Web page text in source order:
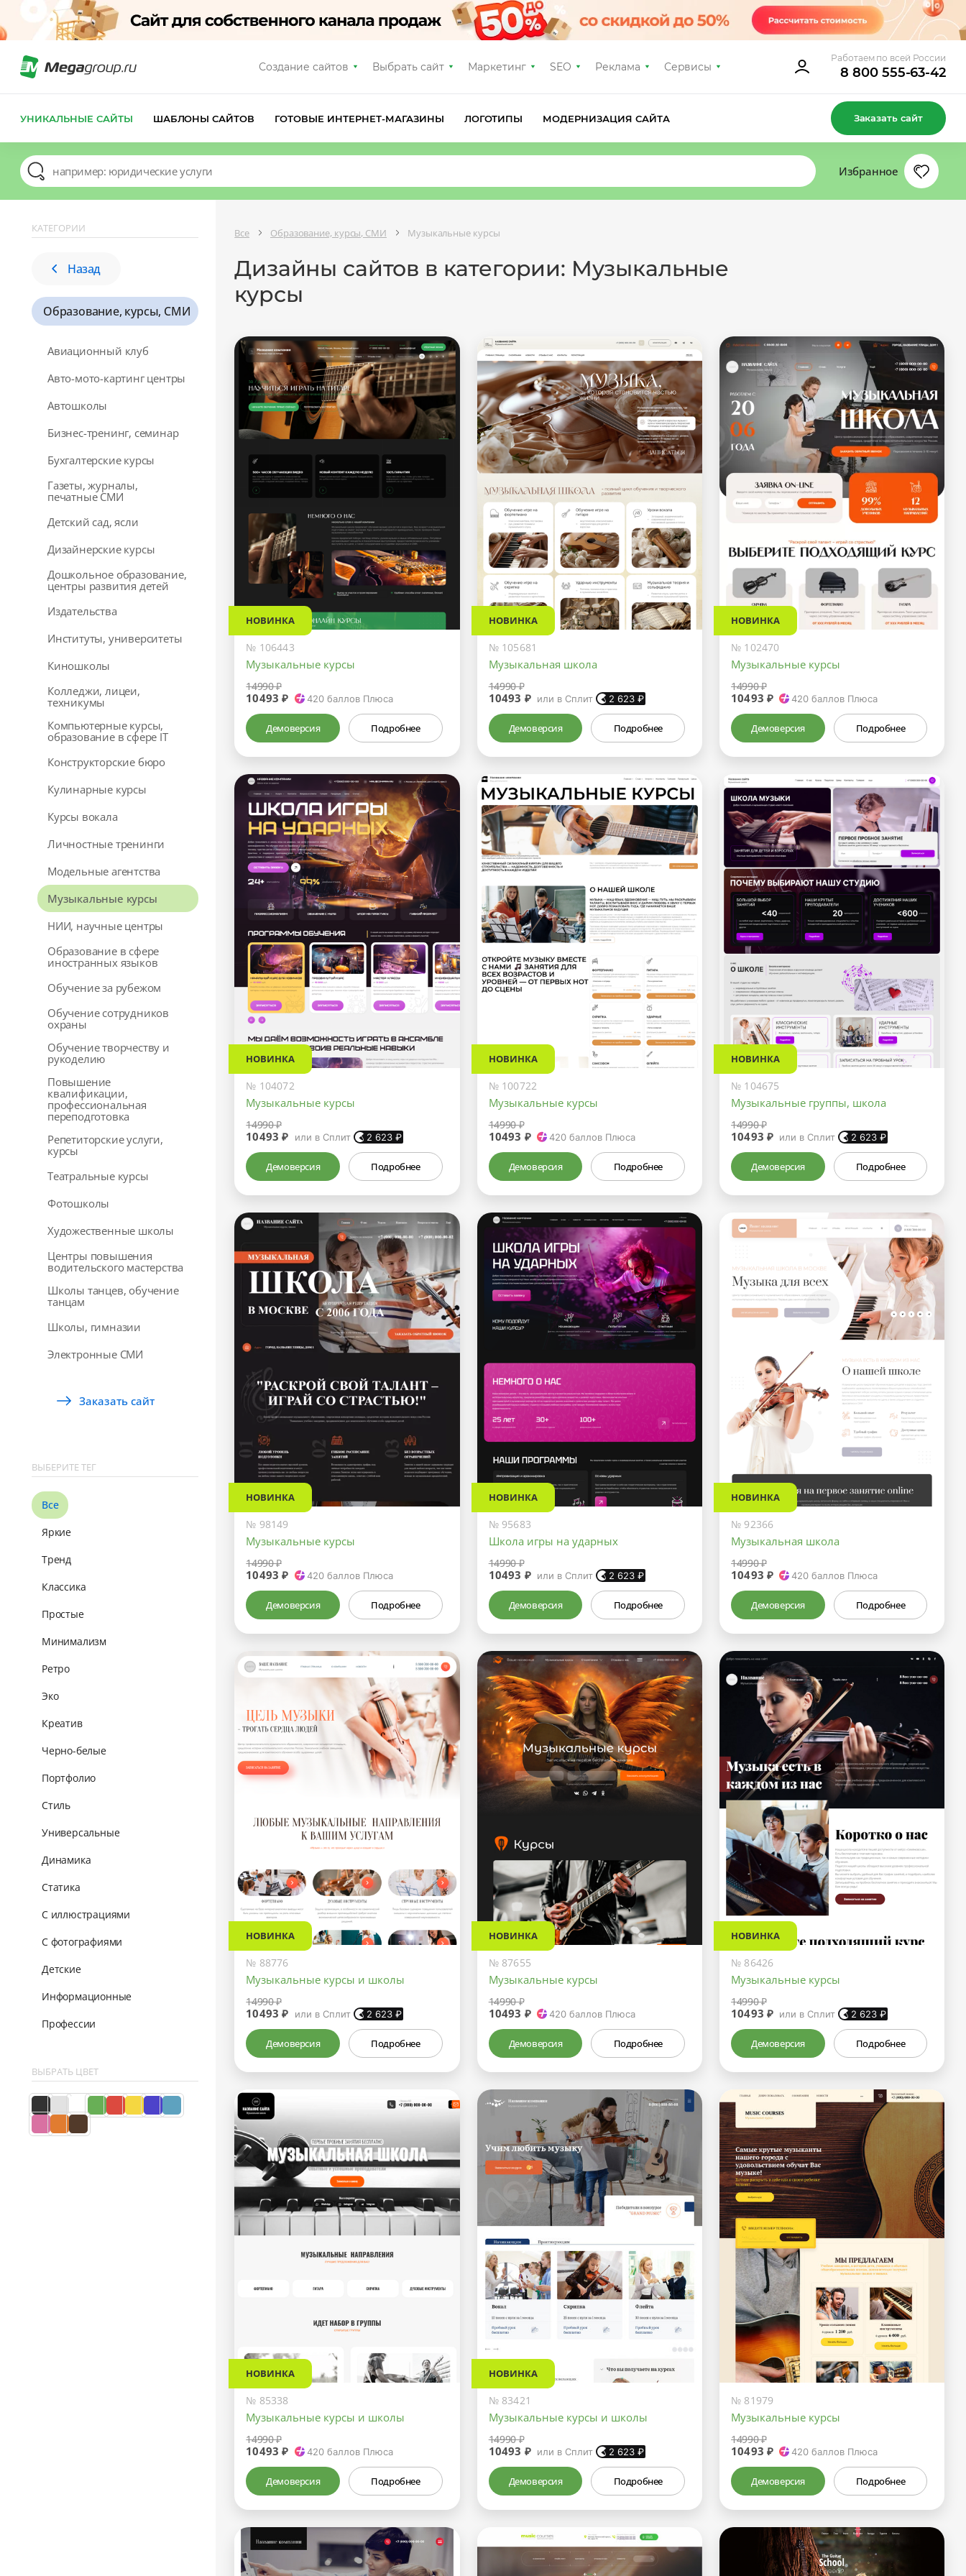
Создание сайтов Выбрать сайт Маркетинг SEO Реклама Сервисы
Работаем по всей России
8 800 555-63-42
УНИКАЛЬНЫЕ САЙТЫ ШАБЛОНЫ САЙТОВ ГОТОВЫЕ ИНТЕРНЕТ-МАГАЗИНЫ ЛОГОТИПЫ МОДЕРНИЗАЦИЯ САЙТА Заказать сайт
Избранное
КАТЕГОРИИ
Назад
Образование, курсы, СМИ
Авиационный клуб
Авто-мото-картинг центры
Автошколы
Бизнес-тренинг, семинар
Бухгалтерские курсы
Газеты, журналы,
печатные СМИ
Детский сад, ясли
Дизайнерские курсы
Дошкольное образование,
центры развития детей
Издательства
Институты, университеты
Киношколы
Колледжи, лицеи,
техникумы
Компьютерные курсы,
образование в сфере IT
Конструкторские бюро
Кулинарные курсы
Курсы вокала
Личностные тренинги
Модельные агентства
Музыкальные курсы
НИИ, научные центры
Образование в сфере
иностранных языков
Обучение за рубежом
Обучение сотрудников
охраны
Обучение творчеству и
рукоделию
Повышение
квалификации,
профессиональная
переподготовка
Репетиторские услуги,
курсы
Театральные курсы
Фотошколы
Художественные школы
Центры повышения
водительского мастерства
Школы танцев, обучение
танцам
Школы, гимназии
Электронные СМИ
Заказать сайт
ВЫБЕРИТЕ ТЕГ
Все
Яркие
Тренд
Классика
Простые
Минимализм
Ретро
Эко
Креатив
Черно-белые
Портфолио
Стиль
Универсальные
Динамика
Статика
С иллюстрациями
С фотографиями
Детские
Информационные
Профессии
ВЫБРАТЬ ЦВЕТ
Все Образование, курсы, СМИ Музыкальные курсы
Дизайны сайтов в категории: Музыкальные
курсы
НОВИНКА
№ 106443
Музыкальные курсы
14990 ₽
10493 ₽ 420баллов Плюса
Демоверсия Подробнее
НОВИНКА
№ 105681
Музыкальная школа
14990 ₽
10493 ₽ или в Сплит 2 623 ₽
Демоверсия Подробнее
НОВИНКА
№ 102470
Музыкальные курсы
14990 ₽
10493 ₽ 420 баллов Плюса
Демоверсия Подробнее
НОВИНКА
№ 104072
Музыкальные курсы
14990 ₽
10493 ₽ или в Сплит 2 623₽
Демоверсия Подробнее
НОВИНКА
№ 100722
Музыкальные курсы
14990 ₽
10493 ₽ 420 баллов Плюса
Демоверсия Подробнее
НОВИНКА
№ 104675
Музыкальные группы, школа
14990 ₽
10493 ₽ или в Сплит 2 623 ₽
Демоверсия Подробнее
НОВИНКА
№ 98149
Музыкальные курсы
14990 ₽
10493 ₽ 420баллов Плюса
Демоверсия Подробнее
НОВИНКА
№ 95683
Школа игры на ударных
14990 ₽
10493 ₽ или в Сплит 2 623 ₽
Демоверсия Подробнее
НОВИНКА
№ 92366
Музыкальная школа
14990 ₽
10493 ₽ 420 баллов Плюса
Демоверсия Подробнее
НОВИНКА
№ 88776
Музыкальные курсы и школы
14990 ₽
10493 ₽ или в Сплит 2 623₽
Демоверсия Подробнее
НОВИНКА
№ 87655
Музыкальные курсы
14990 ₽
10493 ₽ 420 баллов Плюса
Демоверсия Подробнее
НОВИНКА
№ 86426
Музыкальные курсы
14990 ₽
10493 ₽ или в Сплит 2 623 ₽
Демоверсия Подробнее
НОВИНКА
№ 85338
Музыкальные курсы и школы
14990 ₽
10493 ₽ 420баллов Плюса
Демоверсия Подробнее
НОВИНКА
№ 83421
Музыкальные курсы и школы
14990 ₽
10493 ₽ или в Сплит 2 623 ₽
Демоверсия Подробнее
№ 81979
Музыкальные курсы
14990 ₽
10493 ₽ 420 баллов Плюса
Демоверсия Подробнее